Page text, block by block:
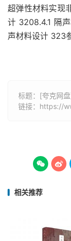
超弹性材料实现
计 3208.4.1 隔
声材料设计 323
标题：[夸克网
链接： https://
 
相关推荐